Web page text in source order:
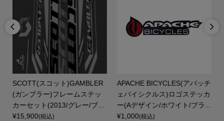

SCOTT(スコット)GAMBLER
(ガンブラー)フレームステッ
カーセット(2013/グレー/ブ...
¥15,900(税込)
APACHE BICYCLES(アパッチ
ェバイシクルス)ロゴステッカ
ー(Aデザイン/ホワイト/ブラ...
¥1,000(税込)
